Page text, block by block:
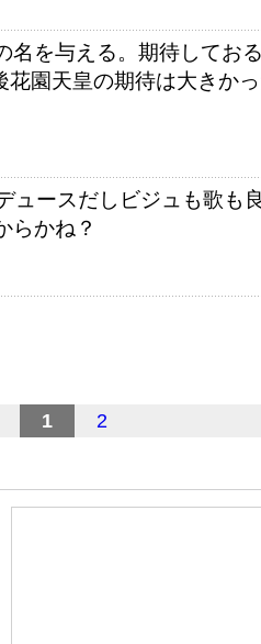
名を与える。期待してお
花園天皇の期待は大きか
ュースだしビジュも歌も
らかね？
1 2